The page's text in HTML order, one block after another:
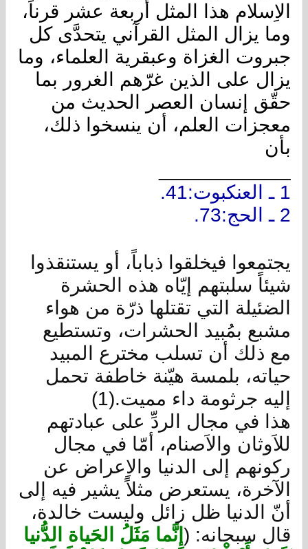
الاِسلام هذا المثل أربعة عشر قرناً،
وما يزال المثل القرآني يتحدَّى كل
جبروت الغزاة وعبقرية العلماء، وما
يزال على الذين غرّهم الغرور بما
حقّق إنسان العصر الحديث من
معجزات العلم، أن ينسخوا ذلك،
بأن
1 ـ العنكبوت:41.
2 ـ الحج:73.
يجتمعوا فيخلقوا ذباباً، أو يستنقذوا
شيئاً سلبتهم إيّاه هذه الحشرة
الضئيلة التي تقتلها ذرّة من هواء
مشبع بمُبيد الحشرات، وتستطيع
مع ذلك أن تسلب مخترع المبيد
حياته، بلمسة هيّنة خاطفة تحمل
إليه جرثومة داء مميت.(1)
هذا في مجال الردِّ على عبادتهم
للاَوثان والاَصنام، أمّا في مجال
ركونهم إلى الدنيا والاِعراض عن
الآخرة، يستعرض مثلاً يشير فيه إلى
أنّ الدنيا ظل زائل وليست خالدة،
قال سبحانه: (إِنَّما مَثَلُ الحَياة الدُّنيا